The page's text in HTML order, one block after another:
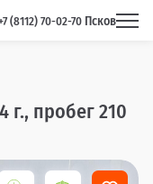
(8112) 70-02-70 Псков
г., пробег 210